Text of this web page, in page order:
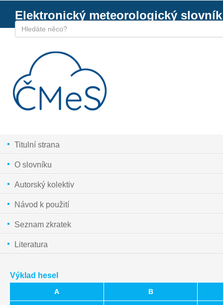
Elektronický meteorologický slovník
Titulní strana
O slovníku
Autorský kolektiv
Návod k použití
Seznam zkratek
Literatura
Výklad hesel
A B